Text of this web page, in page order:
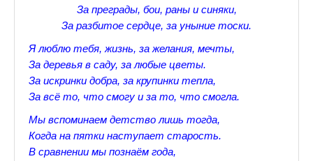
♪♫Рассказы 2★
Top видео студии
Лучшее фото недели
Лучшее фото дня
Фотоссесия. Лучшие спортсмены.
От улыбки станет всем светлей
За преграды, бои, раны и синяки,
За разбитое сердце, за уныние тоски.
Я люблю тебя, жизнь, за желания, мечты,
За деревья в саду, за любые цветы.
За искринки добра, за крупинки тепла,
За всё то, что смогу и за то, что смогла.
Мы вспоминаем детство лишь тогда,
Когда на пятки наступает старость.
В сравнении мы познаём года,